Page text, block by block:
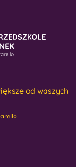
od waszych